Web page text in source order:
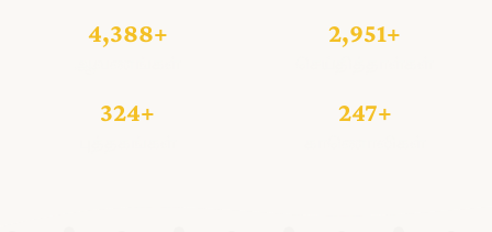
4,388+ 2,951+
324+ 247+